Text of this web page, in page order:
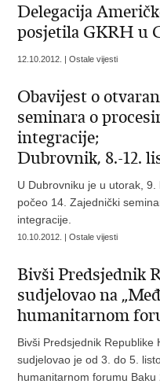
Delegacija
posjetila GKRH u
12.10.2012. | Ostale vijesti
Obavijest o
seminara o
integracije;
Dubrovnik, 8.-12.
U Dubrovniku je u utorak,
počeo 14. Zajednički
integracije.
10.10.2012. | Ostale vijesti
Bivši Predsjednik
sudjelovao na
humanitarnom
Bivši Predsjednik
sudjelovao je od 3. do 5.
humanitarnom forumu